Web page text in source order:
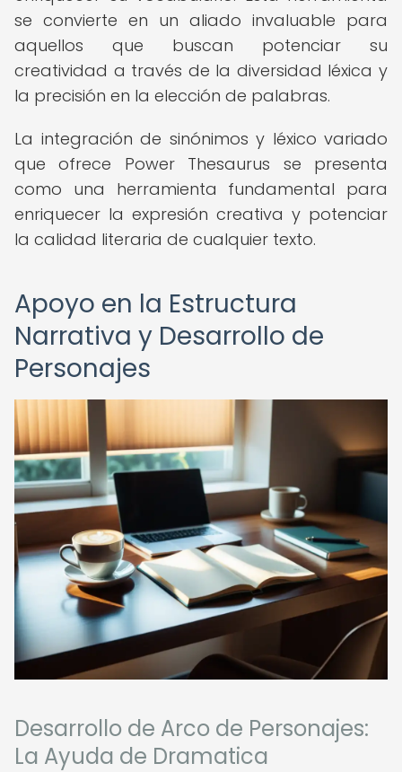
se convierte en un aliado invaluable para
aquellos que buscan potenciar su
creatividad a través de la diversidad léxica y
la precisión en la elección de palabras.
La integración de sinónimos y léxico variado
que ofrece Power Thesaurus se presenta
como una herramienta fundamental para
enriquecer la expresión creativa y potenciar
la calidad literaria de cualquier texto.
Apoyo en la Estructura
Narrativa y Desarrollo de
Personajes
Desarrollo de Arco de Personajes:
La Ayuda de Dramatica